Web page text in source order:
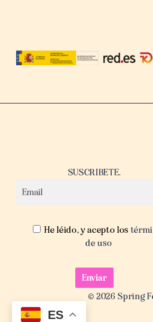
SUSCRIBETE.
He léido, y acepto los
de uso
© 2026 Spring
ES